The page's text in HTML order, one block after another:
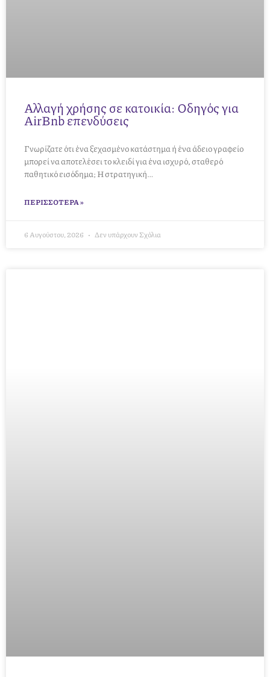
Αλλαγή χρήσης σε κατοικία: Οδηγός για
AirBnb επενδύσεις
Γνωρίζατε ότι ένα ξεχασμένο κατάστημα ή ένα άδειο γραφείο
μπορεί να αποτελέσει το κλειδί για ένα ισχυρό, σταθερό
παθητικό εισόδημα; Η στρατηγική…
ΠΕΡΙΣΣΌΤΕΡΑ »
6 Αυγούστου, 2026 Δεν υπάρχουν Σχόλια